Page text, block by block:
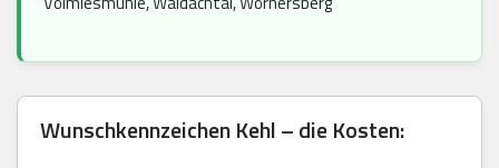
Wunschkennzeichen Kehl – die Kosten: